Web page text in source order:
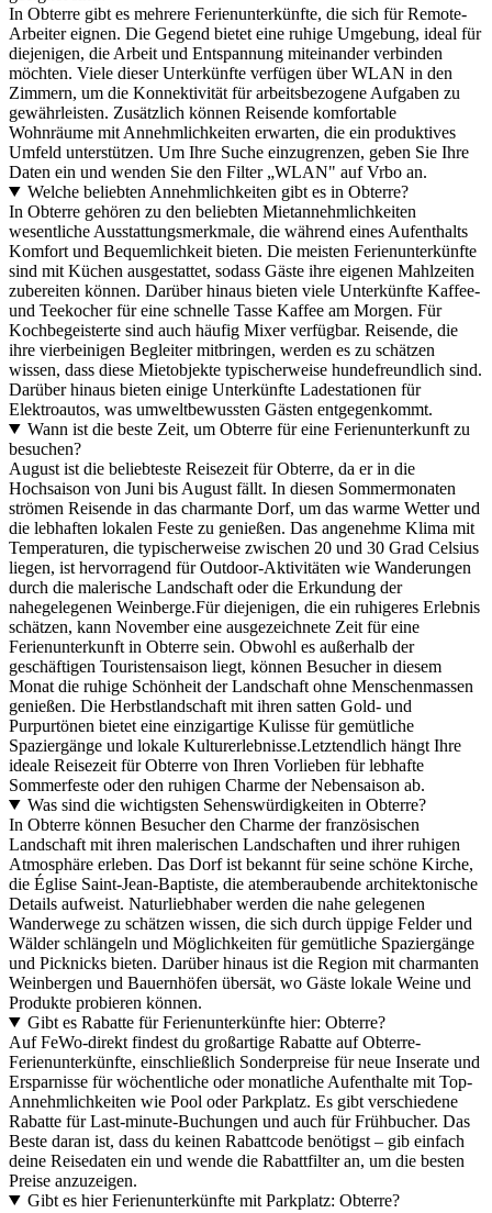
In Obterre gibt es mehrere Ferienunterkünfte, die sich für Remote-
Arbeiter eignen. Die Gegend bietet eine ruhige Umgebung, ideal für
diejenigen, die Arbeit und Entspannung miteinander verbinden
möchten. Viele dieser Unterkünfte verfügen über WLAN in den
Zimmern, um die Konnektivität für arbeitsbezogene Aufgaben zu
gewährleisten. Zusätzlich können Reisende komfortable
Wohnräume mit Annehmlichkeiten erwarten, die ein produktives
Umfeld unterstützen. Um Ihre Suche einzugrenzen, geben Sie Ihre
Daten ein und wenden Sie den Filter „WLAN" auf Vrbo an.
Welche beliebten Annehmlichkeiten gibt es in Obterre?
In Obterre gehören zu den beliebten Mietannehmlichkeiten
wesentliche Ausstattungsmerkmale, die während eines Aufenthalts
Komfort und Bequemlichkeit bieten. Die meisten Ferienunterkünfte
sind mit Küchen ausgestattet, sodass Gäste ihre eigenen Mahlzeiten
zubereiten können. Darüber hinaus bieten viele Unterkünfte Kaffee-
und Teekocher für eine schnelle Tasse Kaffee am Morgen. Für
Kochbegeisterte sind auch häufig Mixer verfügbar. Reisende, die
ihre vierbeinigen Begleiter mitbringen, werden es zu schätzen
wissen, dass diese Mietobjekte typischerweise hundefreundlich sind.
Darüber hinaus bieten einige Unterkünfte Ladestationen für
Elektroautos, was umweltbewussten Gästen entgegenkommt.
Wann ist die beste Zeit, um Obterre für eine Ferienunterkunft zu
besuchen?
August ist die beliebteste Reisezeit für Obterre, da er in die
Hochsaison von Juni bis August fällt. In diesen Sommermonaten
strömen Reisende in das charmante Dorf, um das warme Wetter und
die lebhaften lokalen Feste zu genießen. Das angenehme Klima mit
Temperaturen, die typischerweise zwischen 20 und 30 Grad Celsius
liegen, ist hervorragend für Outdoor-Aktivitäten wie Wanderungen
durch die malerische Landschaft oder die Erkundung der
nahegelegenen Weinberge.Für diejenigen, die ein ruhigeres Erlebnis
schätzen, kann November eine ausgezeichnete Zeit für eine
Ferienunterkunft in Obterre sein. Obwohl es außerhalb der
geschäftigen Touristensaison liegt, können Besucher in diesem
Monat die ruhige Schönheit der Landschaft ohne Menschenmassen
genießen. Die Herbstlandschaft mit ihren satten Gold- und
Purpurtönen bietet eine einzigartige Kulisse für gemütliche
Spaziergänge und lokale Kulturerlebnisse.Letztendlich hängt Ihre
ideale Reisezeit für Obterre von Ihren Vorlieben für lebhafte
Sommerfeste oder den ruhigen Charme der Nebensaison ab.
Was sind die wichtigsten Sehenswürdigkeiten in Obterre?
In Obterre können Besucher den Charme der französischen
Landschaft mit ihren malerischen Landschaften und ihrer ruhigen
Atmosphäre erleben. Das Dorf ist bekannt für seine schöne Kirche,
die Église Saint-Jean-Baptiste, die atemberaubende architektonische
Details aufweist. Naturliebhaber werden die nahe gelegenen
Wanderwege zu schätzen wissen, die sich durch üppige Felder und
Wälder schlängeln und Möglichkeiten für gemütliche Spaziergänge
und Picknicks bieten. Darüber hinaus ist die Region mit charmanten
Weinbergen und Bauernhöfen übersät, wo Gäste lokale Weine und
Produkte probieren können.
Gibt es Rabatte für Ferienunterkünfte hier: Obterre?
Auf FeWo-direkt findest du großartige Rabatte auf Obterre-
Ferienunterkünfte, einschließlich Sonderpreise für neue Inserate und
Ersparnisse für wöchentliche oder monatliche Aufenthalte mit Top-
Annehmlichkeiten wie Pool oder Parkplatz. Es gibt verschiedene
Rabatte für Last-minute-Buchungen und auch für Frühbucher. Das
Beste daran ist, dass du keinen Rabattcode benötigst – gib einfach
deine Reisedaten ein und wende die Rabattfilter an, um die besten
Preise anzuzeigen.
Gibt es hier Ferienunterkünfte mit Parkplatz: Obterre?